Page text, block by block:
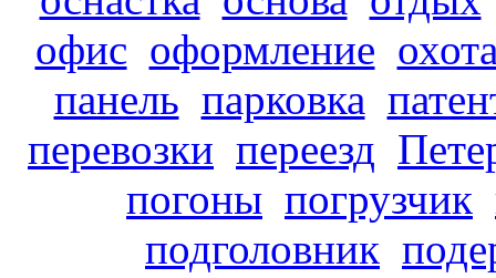
офис оформление
панель парковка
перевозки переезд
погоны погрузчик
подголовник